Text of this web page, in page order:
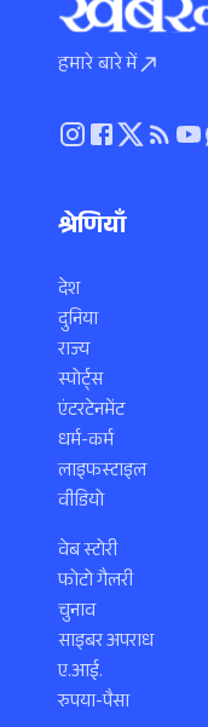
हमारे बारे में
श्रेणियाँ
देश
दुनिया
राज्य
स्पोर्ट्स
एंटरटेनमेंट
धर्म-कर्म
लाइफस्टाइल
वीडियो
वेब स्टोरी
फोटो गैलरी
चुनाव
साइबर अपराध
ए.आई.
रुपया-पैसा